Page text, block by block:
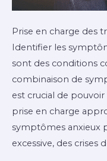
Prise en charge des
Identifier les
sont des conditions
combinaison de
est crucial de
prise en charge
symptômes anxieux
excessive, des crises